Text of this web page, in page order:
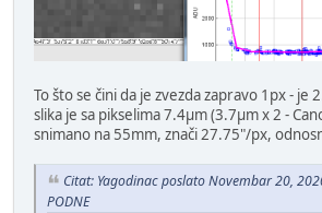
To što se čini da je zvezda zapravo 1px - je
slika je sa pikselima 7.4µm (3.7µm x 2 -
snimano na 55mm, znači 27.75"/px,
Citat: Yagodinac poslato Novembar 20,
PODNE